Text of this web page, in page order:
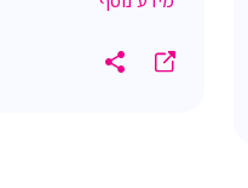
המוצר ושביעות
לקוחות חדשים
זיהוי צרכי הלקוח